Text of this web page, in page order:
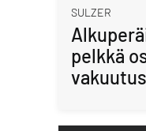
SULZER
pelkkä